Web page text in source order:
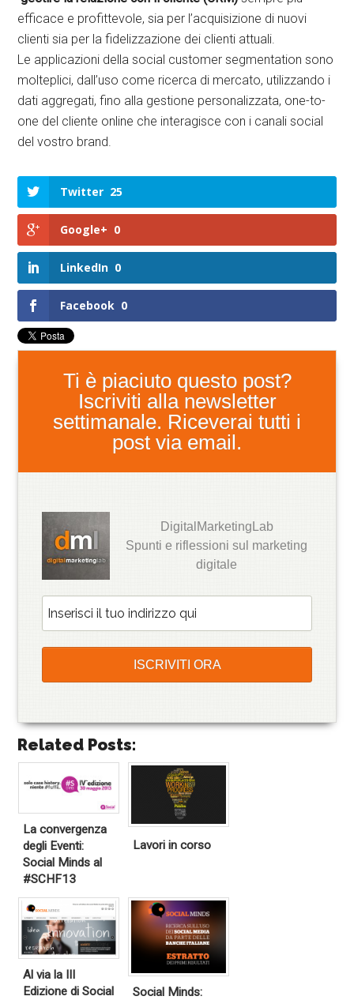
efficace e profittevole, sia per l’acquisizione di nuovi
clienti sia per la fidelizzazione dei clienti attuali.
Le applicazioni della social customer segmentation sono
molteplici, dall’uso come ricerca di mercato, utilizzando i
dati aggregati, fino alla gestione personalizzata, one-to-
one del cliente online che interagisce con i canali social
del vostro brand.
Twitter 25
Google+ 0
LinkedIn 0
Facebook 0
Ti è piaciuto questo post?
Iscriviti alla newsletter
settimanale. Riceverai tutti i
post via email.
DigitalMarketingLab
Spunti e riflessioni sul marketing
digitale
Related Posts:
La convergenza
degli Eventi:
Social Minds al
#SCHF13
Lavori in corso
Al via la III
Edizione di Social
Social Minds: